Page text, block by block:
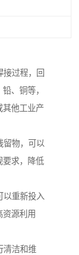
过程，回
、铜等，
其他工业产
留物，可以
要求，降低
以重新投入
源利用
清洁和维